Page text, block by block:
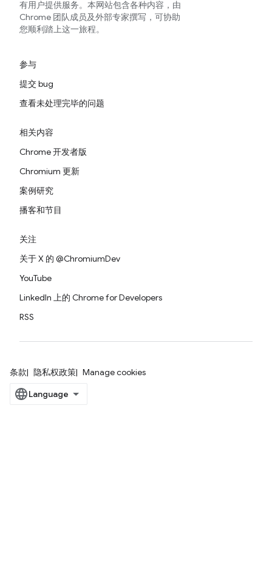
有用户提供服务。本网站包含各种内容，由
Chrome 团队成员及外部专家撰写，可协助
您顺利踏上这一旅程。
参与
提交 bug
查看未处理完毕的问题
相关内容
Chrome 开发者版
Chromium 更新
案例研究
播客和节目
关注
关于 X 的 @ChromiumDev
YouTube
LinkedIn 上的 Chrome for Developers
RSS
条款 隐私权政策 Manage cookies